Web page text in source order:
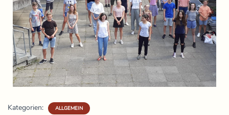
Kategorien: ALLGEMEIN